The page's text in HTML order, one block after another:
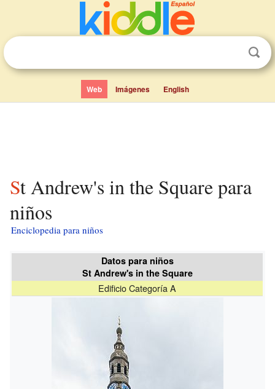
Web Imágenes English
St Andrew's in the Square para
niños
Enciclopedia para niños
Datos para niños
St Andrew's in the Square
Edificio Categoría A